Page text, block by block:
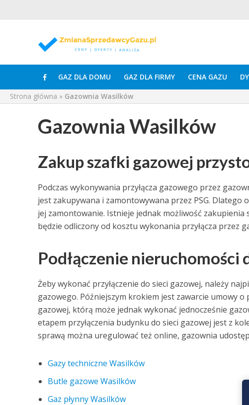
GAZ DLA DOMU GAZ DLA FIRMY CENA GAZU
Strona główna » Gazownia Wasilków
Gazownia Wasilków
Zakup szafki gazowej
Podczas wykonywania przyłącza gazowego przez
jest zakupywana i zamontowywana przez PSG. Dlatego
jej zamontowanie. Istnieje jednak możliwość
będzie odliczony od kosztu wykonania przyłącza przez
Podłączenie nieruchomości
Żeby wykonać przyłączenie do sieci gazowej, należy
gazowego. Późniejszym krokiem jest zawarcie umowy
gazowej, którą może jednak wykonać jednocześnie
etapem przyłączenia budynku do sieci gazowej jest z
sprawą można uregulować też online, gazownia
Gazy techniczne Wasilków
Butle gazowe Wasilków
Gaz płynny Wasilków